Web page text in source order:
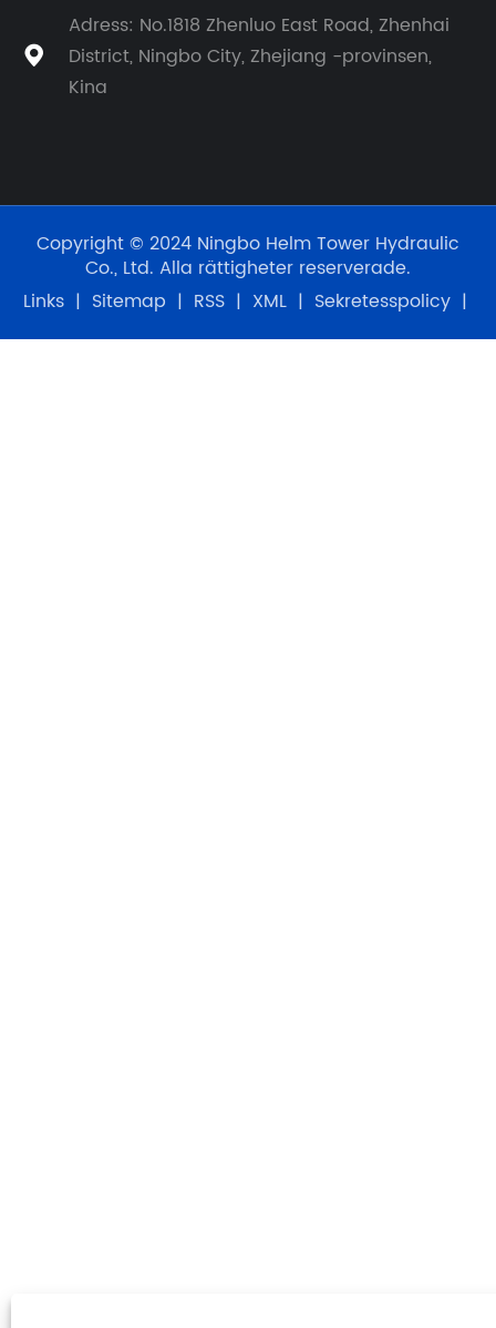

Adress: No.1818 Zhenluo East Road, Zhenhai
District, Ningbo City, Zhejiang -provinsen,
Kina
Copyright © 2024 Ningbo Helm Tower Hydraulic
Co., Ltd. Alla rättigheter reserverade.
Links | Sitemap | RSS | XML | Sekretesspolicy |